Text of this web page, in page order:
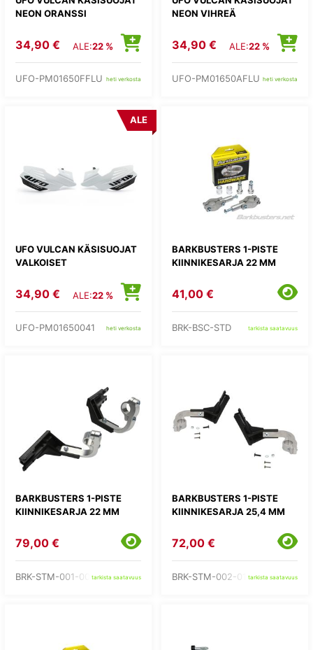
NEON ORANSSI
34,90 € ALE:22 %
UFO-PM01650FFLU heti verkosta
NEON VIHREÄ
34,90 € ALE:22 %
UFO-PM01650AFLU heti verkosta
UFO VULCAN KÄSISUOJAT
VALKOISET
ALE
34,90 € ALE:22 %
UFO-PM01650041 heti verkosta
BARKBUSTERS 1-PISTE
KIINNIKESARJA 22 MM
41,00 €
BRK-BSC-STD tarkista saatavuus
BARKBUSTERS 1-PISTE
KIINNIKESARJA 22 MM
79,00 €
BRK-STM-001-00-NPtarkista saatavuus
BARKBUSTERS 1-PISTE
KIINNIKESARJA 25,4 MM
72,00 €
BRK-STM-002-01-NPtarkista saatavuus